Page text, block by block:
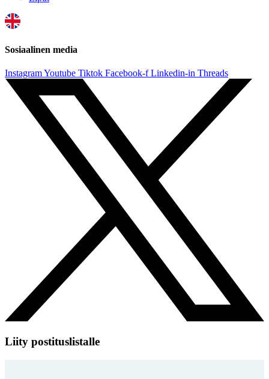
Sosiaalinen media
InstagramYoutube Tiktok Facebook-f Linkedin-in Threads
Liity postituslistalle